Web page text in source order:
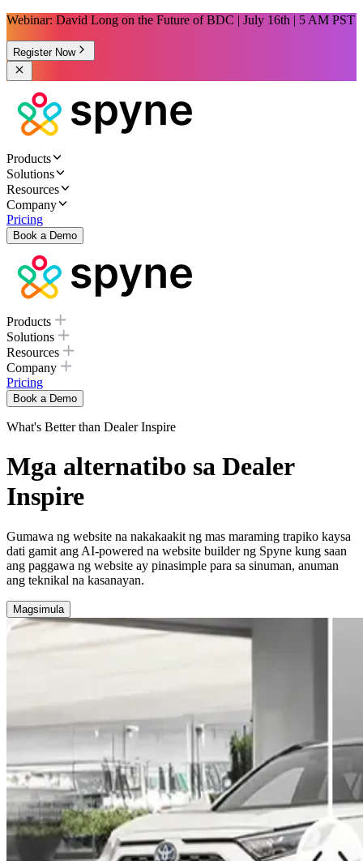
Webinar: David Long on the Future of BDC | July 16th | 5 AM PST
Register Now
Products
Solutions
Resources
Company
Pricing
Book a Demo
Products
Solutions
Resources
Company
Pricing
Book a Demo
What's Better than Dealer Inspire
Mga alternatibo sa Dealer
Inspire
Gumawa ng website na nakakaakit ng mas maraming trapiko kaysa
dati gamit ang AI-powered na website builder ng Spyne kung saan
ang paggawa ng website ay pinasimple para sa sinuman, anuman
ang teknikal na kasanayan.
Magsimula